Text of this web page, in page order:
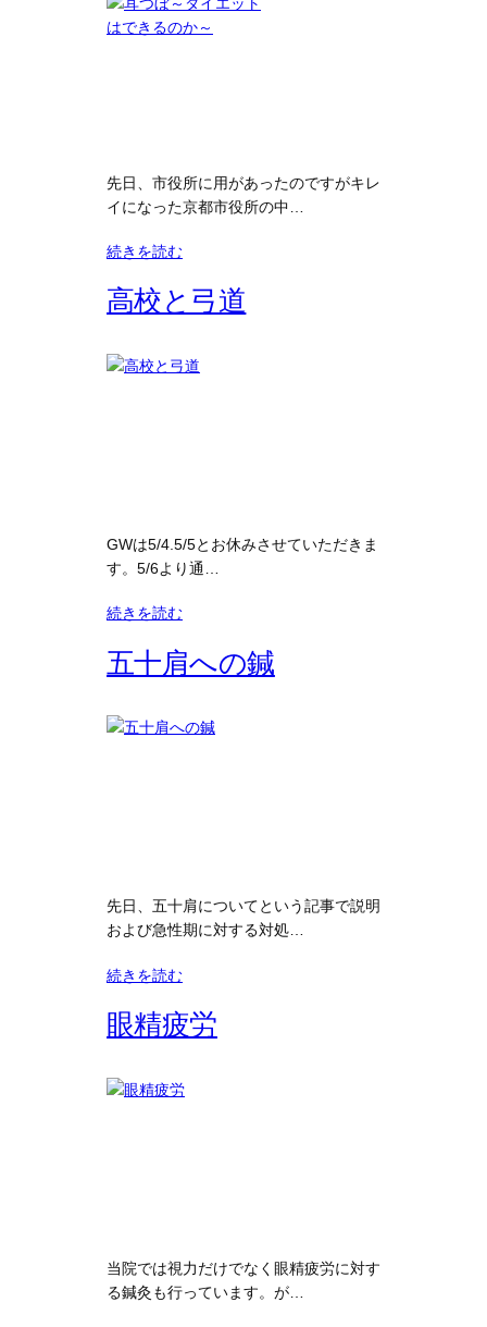
先日、市役所に用があったのですがキレ
イになった京都市役所の中…
続きを読む
高校と弓道
GWは5/4.5/5とお休みさせていただきま
す。5/6より通…
続きを読む
五十肩への鍼
先日、五十肩についてという記事で説明
および急性期に対する対処…
続きを読む
眼精疲労
当院では視力だけでなく眼精疲労に対す
る鍼灸も行っています。が…